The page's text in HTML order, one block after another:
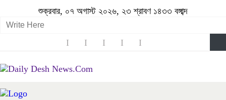
শুক্রবার, ০৭ অগাস্ট ২০২৬, ২৩ শ্রাবণ ১৪৩৩ বঙ্গাব্দ